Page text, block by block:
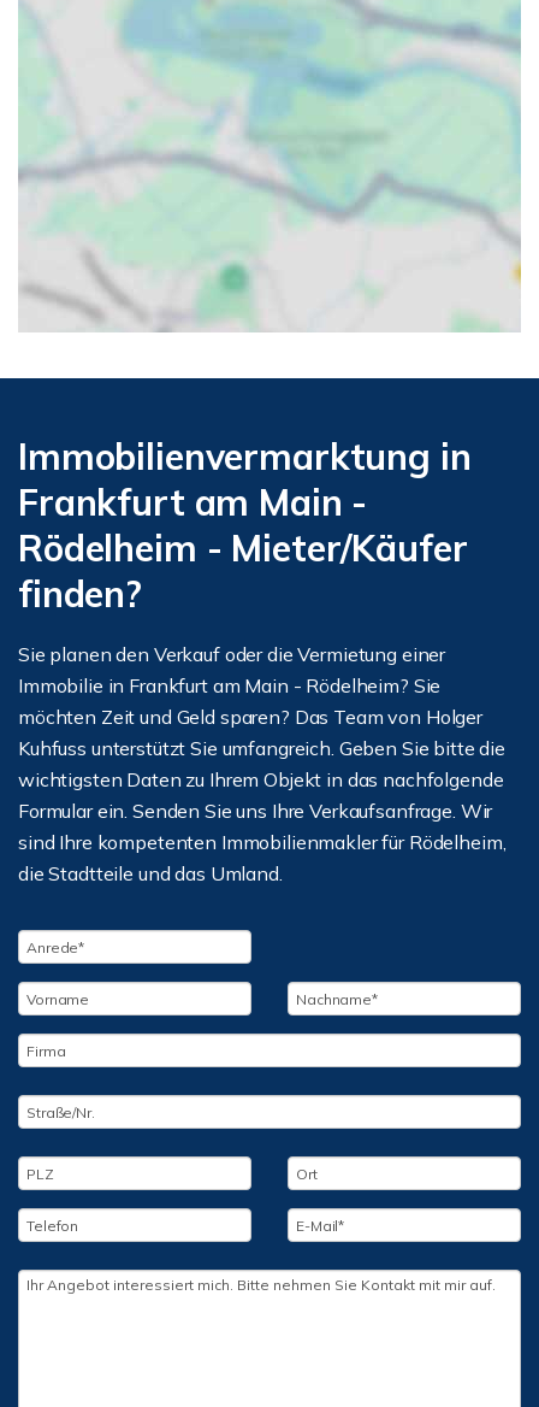
Immobilienvermarktung in
Frankfurt am Main -
Rödelheim - Mieter/Käufer
finden?
Sie planen den Verkauf oder die Vermietung einer
Immobilie in Frankfurt am Main - Rödelheim? Sie
möchten Zeit und Geld sparen? Das Team von Holger
Kuhfuss unterstützt Sie umfangreich. Geben Sie bitte die
wichtigsten Daten zu Ihrem Objekt in das nachfolgende
Formular ein. Senden Sie uns Ihre Verkaufsanfrage. Wir
sind Ihre kompetenten Immobilienmakler für Rödelheim,
die Stadtteile und das Umland.